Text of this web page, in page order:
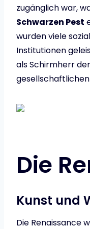
zugänglich war,
Schwarzen Pest
wurden viele
Institutionen
als Schirmherr
Die
Kunst und
Die Renaissance